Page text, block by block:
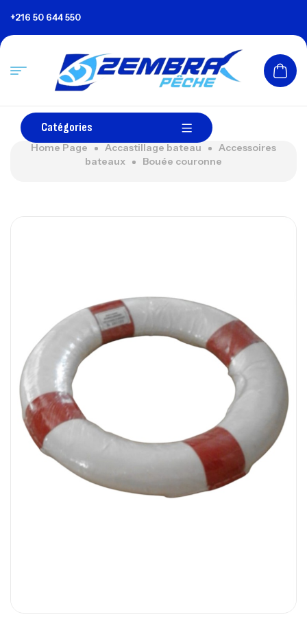
+216 50 644 550
Catégories
Home Page Accastillage bateau
Accessoires
bateaux
Bouée couronne